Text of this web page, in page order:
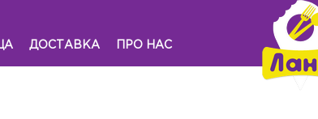
ДОСТАВКА ПРО НАС